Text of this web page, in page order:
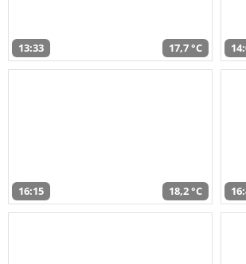
13:33 17,7 °C
16:15 18,2 °C